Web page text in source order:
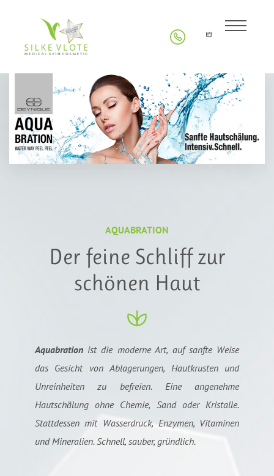
AQUABRATION
Der feine Schliff zur
schönen Haut
Aquabrationist die moderne Art, auf sanfte Weise
das Gesicht von Ablagerungen, Hautkrusten und
Unreinheiten zu befreien. Eine angenehme
Hautschälung ohne Chemie, Sand oder Kristalle.
Stattdessen mit Wasserdruck, Enzymen, Vitaminen
und Mineralien. Schnell, sauber, gründlich.